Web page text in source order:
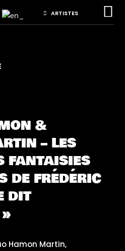
ARTISTES 
&
– LES
FANTAISIES
DE FRÉDÉRIC
DIT
Hamon Martin,